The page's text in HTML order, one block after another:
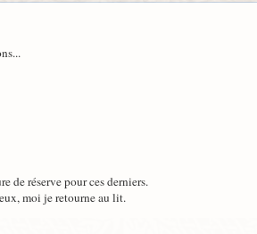
de réserve pour ces derniers.
moi je retourne au lit.